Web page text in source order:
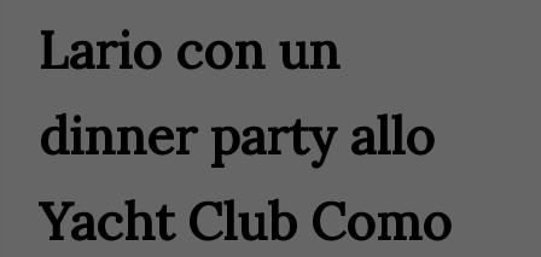
Lario con un
dinner party allo
Yacht Club Como